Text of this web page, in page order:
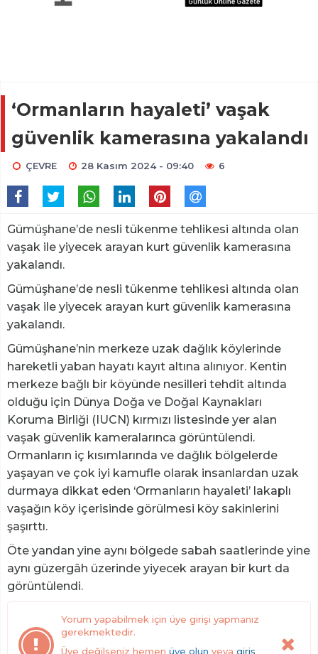
‘Ormanların hayaleti’ vaşak
güvenlik kamerasına yakalandı
ÇEVRE 28 Kasım 2024 - 09:40 6
Gümüşhane’de nesli tükenme tehlikesi altında olan
vaşak ile yiyecek arayan kurt güvenlik kamerasına
yakalandı.
Gümüşhane’de nesli tükenme tehlikesi altında olan
vaşak ile yiyecek arayan kurt güvenlik kamerasına
yakalandı.
Gümüşhane’nin merkeze uzak dağlık köylerinde
hareketli yaban hayatı kayıt altına alınıyor. Kentin
merkeze bağlı bir köyünde nesilleri tehdit altında
olduğu için Dünya Doğa ve Doğal Kaynakları
Koruma Birliği (IUCN) kırmızı listesinde yer alan
vaşak güvenlik kameralarınca görüntülendi.
Ormanların iç kısımlarında ve dağlık bölgelerde
yaşayan ve çok iyi kamufle olarak insanlardan uzak
durmaya dikkat eden ‘Ormanların hayaleti’ lakaplı
vaşağın köy içerisinde görülmesi köy sakinlerini
şaşırttı.
Öte yandan yine aynı bölgede sabah saatlerinde yine
aynı güzergâh üzerinde yiyecek arayan bir kurt da
görüntülendi.
Yorum yapabilmek için üye girişi yapmanız
gerekmektedir.
Üye değilseniz hemen üye olun veya giriş